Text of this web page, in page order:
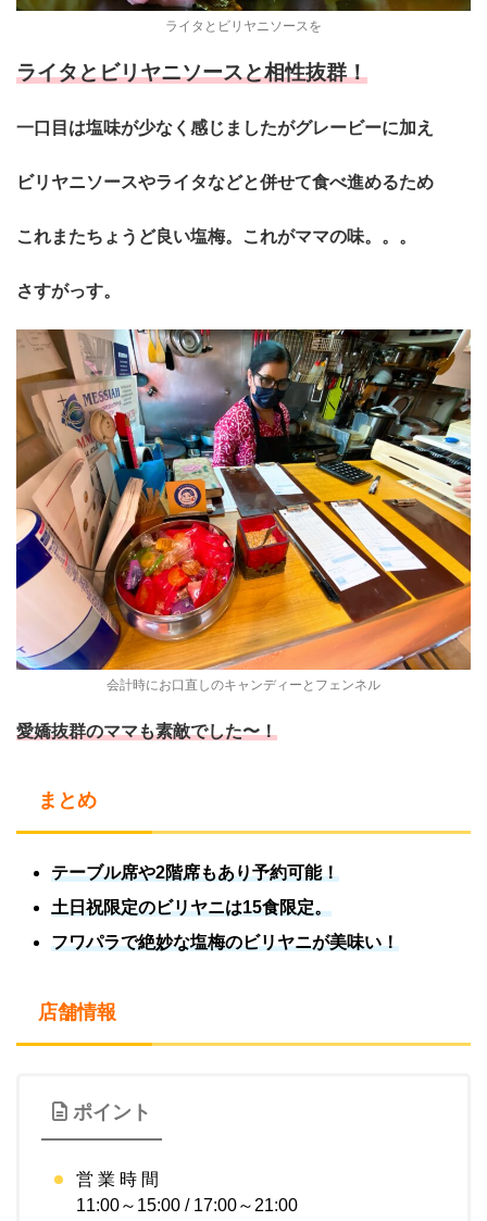
ライタとビリヤニソースを
ライタとビリヤニソースと相性抜群！
一口目は塩味が少なく感じましたがグレービーに加え
ビリヤニソースやライタなどと併せて食べ進めるため
これまたちょうど良い塩梅。これがママの味。。。
さすがっす。
会計時にお口直しのキャンディーとフェンネル
愛嬌抜群のママも素敵でした〜！
まとめ
テーブル席や2階席もあり予約可能！
土日祝限定のビリヤニは15食限定。
フワパラで絶妙な塩梅のビリヤニが美味い！
店舗情報
ポイント
営 業 時 間
11:00～15:00 / 17:00～21:00